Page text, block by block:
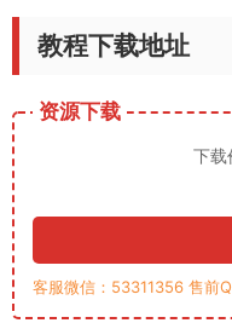
教程下载地址
资源下载
下载
客服微信：53311356 售前